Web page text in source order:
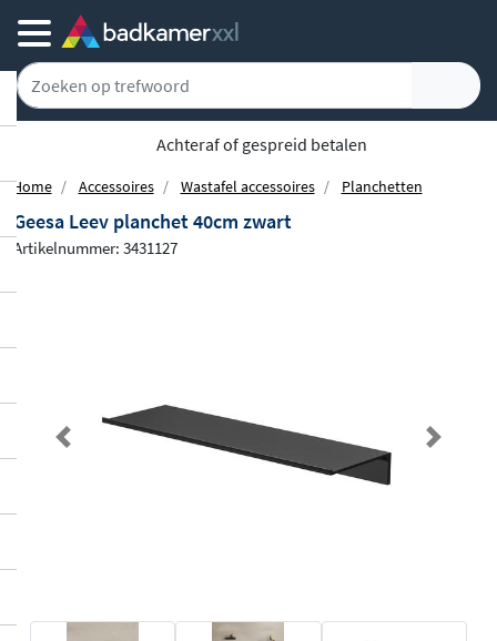
5779 klanten geven ons een 9.1
Home Accessoires Wastafel accessoires Planchetten
Geesa Leev planchet 40cm zwart
Artikelnummer: 3431127
Previous Next